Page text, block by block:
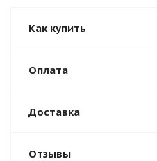
Как купить
Оплата
Доставка
Отзывы